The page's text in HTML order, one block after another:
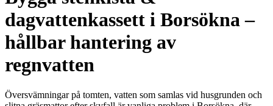
dagvattenkassett i Borsökna –
hållbar hantering av
regnvatten
Översvämningar på tomten, vatten som samlas vid husgrunden och